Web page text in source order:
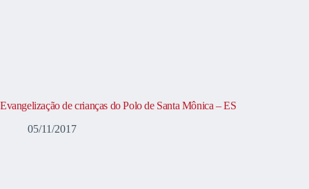
Evangelização de crianças do Polo de Santa Mônica – ES
05/11/2017